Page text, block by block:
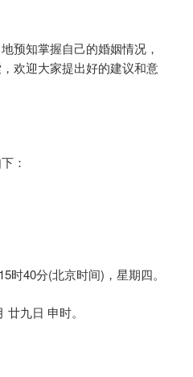
预知掌握自己的婚姻情况，
欢迎大家提出好的建议和意
：
时40分(北京时间)，星期四。
九日 申时。